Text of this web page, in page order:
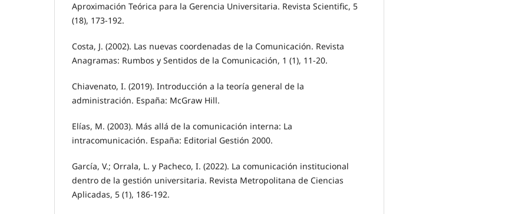
Aproximación Teórica para la Gerencia Universitaria. Revista Scientific, 5
(18), 173-192.
Costa, J. (2002). Las nuevas coordenadas de la Comunicación. Revista
Anagramas: Rumbos y Sentidos de la Comunicación, 1 (1), 11-20.
Chiavenato, I. (2019). Introducción a la teoría general de la
administración. España: McGraw Hill.
Elías, M. (2003). Más allá de la comunicación interna: La
intracomunicación. España: Editorial Gestión 2000.
García, V.; Orrala, L. y Pacheco, I. (2022). La comunicación institucional
dentro de la gestión universitaria. Revista Metropolitana de Ciencias
Aplicadas, 5 (1), 186-192.